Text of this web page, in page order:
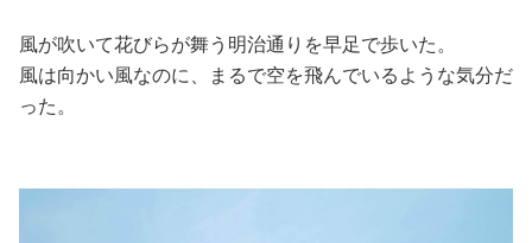
風が吹いて花びらが舞う明治通りを早足で歩いた。
風は向かい風なのに、まるで空を飛んでいるような気分だ
った。